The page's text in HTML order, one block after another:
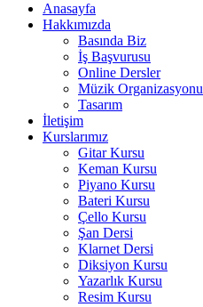
Anasayfa
Hakkımızda
Basında Biz
İş Başvurusu
Online Dersler
Müzik Organizasyonu
Tasarım
İletişim
Kurslarımız
Gitar Kursu
Keman Kursu
Piyano Kursu
Bateri Kursu
Çello Kursu
Şan Dersi
Klarnet Dersi
Diksiyon Kursu
Yazarlık Kursu
Resim Kursu